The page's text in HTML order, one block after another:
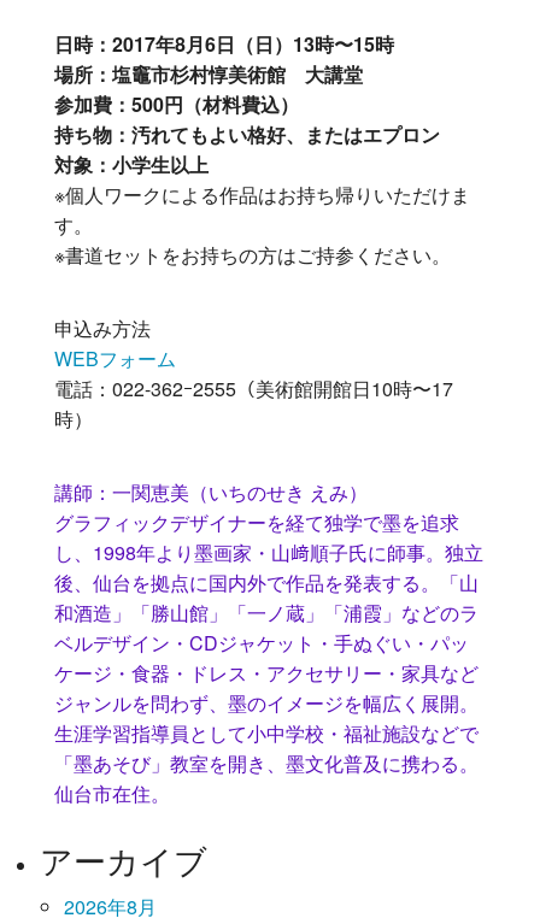
日時：2017年8月6日（日）13時〜15時
場所：塩竈市杉村惇美術館 大講堂
参加費：500円（材料費込）
持ち物：汚れてもよい格好、またはエプロン
対象：小学生以上
※個人ワークによる作品はお持ち帰りいただけま
す。
※書道セットをお持ちの方はご持参ください。
申込み方法
WEBフォーム
電話：022-362ｰ2555（美術館開館日10時〜17
時）
講師：一関恵美（いちのせき えみ）
グラフィックデザイナーを経て独学で墨を追求
し、1998年より墨画家・山﨑順子氏に師事。独立
後、仙台を拠点に国内外で作品を発表する。「山
和酒造」「勝山館」「一ノ蔵」「浦霞」などのラ
ベルデザイン・CDジャケット・手ぬぐい・パッ
ケージ・食器・ドレス・アクセサリー・家具など
ジャンルを問わず、墨のイメージを幅広く展開。
生涯学習指導員として小中学校・福祉施設などで
「墨あそび」教室を開き、墨文化普及に携わる。
仙台市在住。
アーカイブ
2026年8月